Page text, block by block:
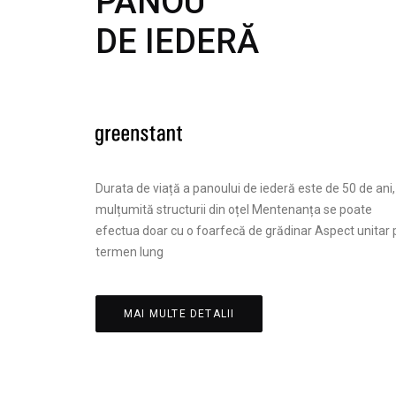
DE IEDERĂ
Durata de viață a panoului de iederă este de 50 de ani,
mulțumită structurii din oțel Mentenanța se poate
efectua doar cu o foarfecă de grădinar Aspect unitar
termen lung
MAI MULTE DETALII